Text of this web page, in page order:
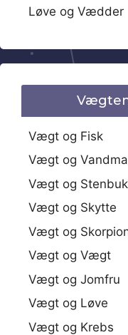
Løve og Vædder
Vægt og Fisk
Vægt og
Vægt og Stenbuk
Vægt og Skytte
Vægt og
Vægt og Vægt
Vægt og Jomfru
Vægt og Løve
Vægt og Krebs